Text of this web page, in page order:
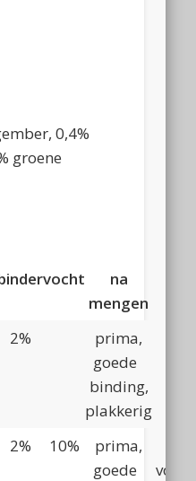
0,4%
groene
vocht
na
mengen
2%
prima,
goede
binding,
plakkerig
2% 10%
prima,
goede